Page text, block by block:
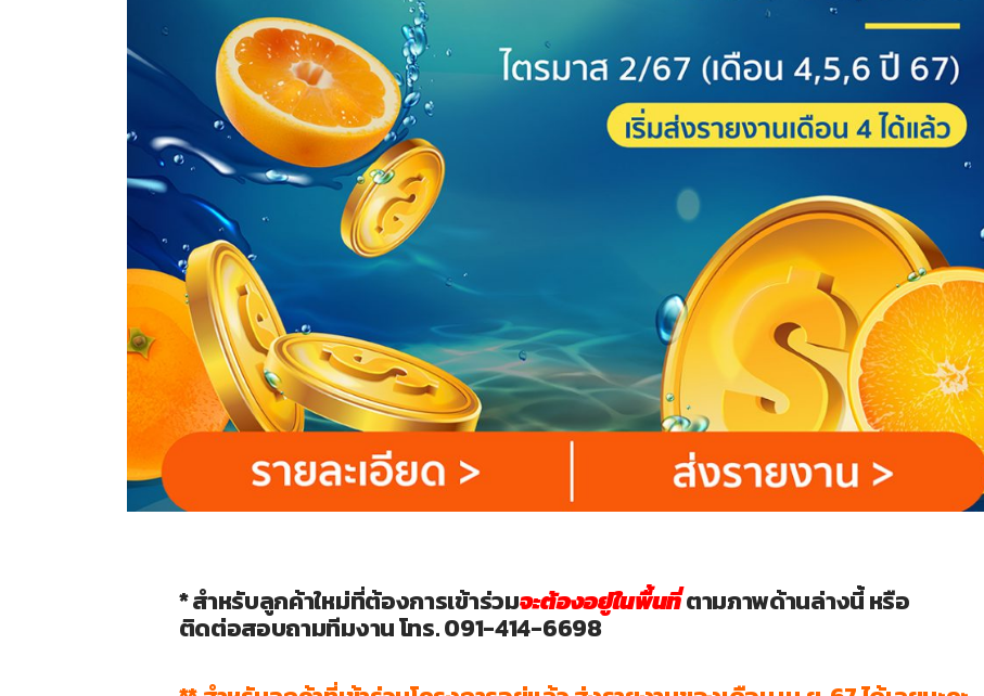
* สำหรับลูกค้าใหม่ที่ต้องการเข้าร่วมจะต้องอยู่ในพื้นที่ตามภาพด้านล่างนี้ หรือ
ติดต่อสอบถามทีมงาน โทร. 091-414-6698